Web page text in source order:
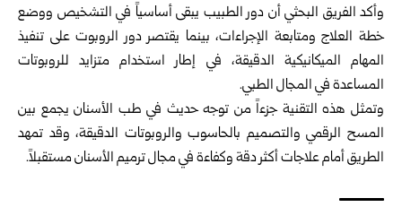
وأكد الفريق البحثي أن دور الطبيب يبقى أساسياً في التشخيص ووضع
خطة العلاج ومتابعة الإجراءات، بينما يقتصر دور الروبوت على تنفيذ
المهام الميكانيكية الدقيقة، في إطار استخدام متزايد للروبوتات
المساعدة في المجال الطبي.
وتمثل هذه التقنية جزءاً من توجه حديث في طب الأسنان يجمع بين
المسح الرقمي والتصميم بالحاسوب والروبوتات الدقيقة، وقد تمهد
الطريق أمام علاجات أكثر دقة وكفاءة في مجال ترميم الأسنان مستقبلاً.